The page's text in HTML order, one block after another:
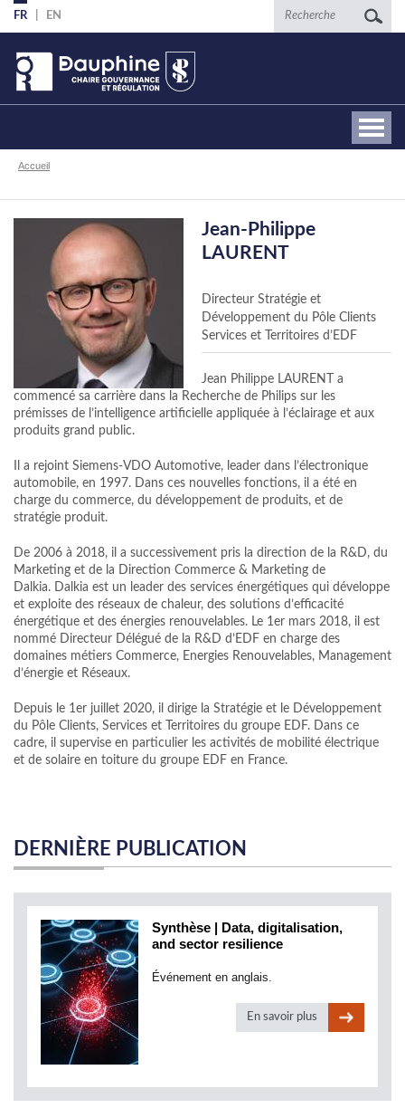
Aller
au
contenu
principal
FR EN Recherche
Fil
Accueil
Jean-Philippe
LAURENT
Directeur Stratégie et
Développement du Pôle Clients
Services et Territoires d’EDF
Jean Philippe LAURENT a
commencé sa carrière dans la Recherche de Philips sur les
prémisses de l’intelligence artificielle appliquée à l’éclairage et aux
produits grand public.
Il a rejoint Siemens-VDO Automotive, leader dans l’électronique
automobile, en 1997. Dans ces nouvelles fonctions, il a été en
charge du commerce, du développement de produits, et de
stratégie produit.
De 2006 à 2018, il a successivement pris la direction de la R&D, du
Marketing et de la Direction Commerce & Marketing de
Dalkia. Dalkia est un leader des services énergétiques qui développe
et exploite des réseaux de chaleur, des solutions d’efficacité
énergétique et des énergies renouvelables. Le 1er mars 2018, il est
nommé Directeur Délégué de la R&D d’EDF en charge des
domaines métiers Commerce, Energies Renouvelables, Management
d’énergie et Réseaux.
Depuis le 1er juillet 2020, il dirige la Stratégie et le Développement
du Pôle Clients, Services et Territoires du groupe EDF. Dans ce
cadre, il supervise en particulier les activités de mobilité électrique
et de solaire en toiture du groupe EDF en France.
DERNIÈRE PUBLICATION
Synthèse | Data, digitalisation,
and sector resilience
Événement en anglais.
En savoir plus